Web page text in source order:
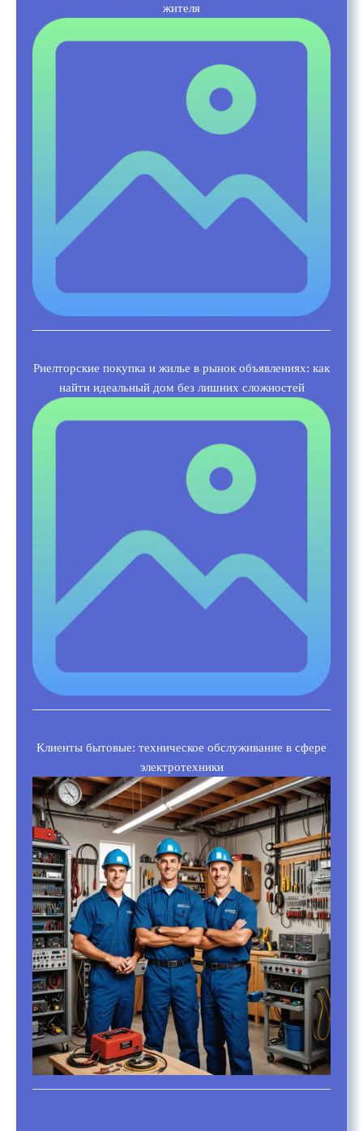
жителя
Риелторские покупка и жилье в рынок объявлениях: как
найти идеальный дом без лишних сложностей
Клиенты бытовые: техническое обслуживание в сфере
электротехники